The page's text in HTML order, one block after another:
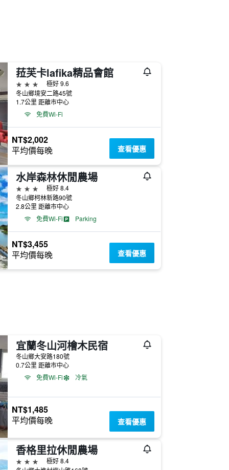
菈芙卡lafika精品會館
3星級
極好 9.6
冬山鄉境安二路45號
1.7公里 距離市中心
免費Wi-Fi
NT$2,002
平均價每晚 查看優惠
水岸森林休閒農場
3星級
極好 8.4
冬山鄉柯林新路90號
2.8公里 距離市中心
免費Wi-Fi
Parking
NT$3,455
平均價每晚 查看優惠
宜蘭冬山河檜木民宿
冬山鄉大安路180號
0.7公里 距離市中心
免費Wi-Fi
冷氣
NT$1,485
平均價每晚 查看優惠
香格里拉休閒農場
3星級
極好 8.4